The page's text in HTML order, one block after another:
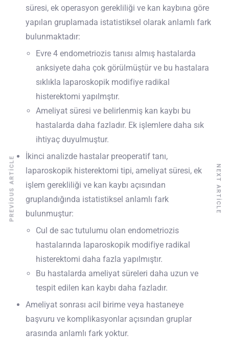
süresi, ek operasyon gerekliliği ve kan kaybına göre
yapılan gruplamada istatistiksel olarak anlamlı fark
bulunmaktadır:
Evre 4 endometriozis tanısı almış hastalarda
anksiyete daha çok görülmüştür ve bu hastalara
sıklıkla laparoskopik modifiye radikal
histerektomi yapılmştır.
Ameliyat süresi ve belirlenmiş kan kaybı bu
hastalarda daha fazladır. Ek işlemlere daha sık
ihtiyaç duyulmuştur.
İkinci analizde hastalar preoperatif tanı,
laparoskopik histerektomi tipi, ameliyat süresi, ek
işlem gerekliliği ve kan kaybı açısından
gruplandığında istatistiksel anlamlı fark
bulunmuştur:
Cul de sac tutulumu olan endometriozis
hastalarında laparoskopik modifiye radikal
histerektomi daha fazla yapılmıştır.
Bu hastalarda ameliyat süreleri daha uzun ve
tespit edilen kan kaybı daha fazladır.
Ameliyat sonrası acil birime veya hastaneye
başvuru ve komplikasyonlar açısından gruplar
arasında anlamlı fark yoktur.
PREVIOUS ARTICLE NEXT ARTICLE